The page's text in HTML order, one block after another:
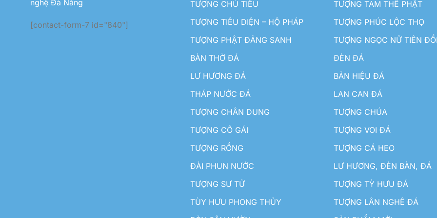
nghệ Đà Nẵng
[contact-form-7 id="840"]
TƯỢNG CHÚ TIỂU
TƯỢNG TAM THẾ PHẬT
TƯỢNG TIÊU DIỆN – HỘ PHÁP
TƯỢNG PHÚC LỘC THỌ
TƯỢNG PHẬT ĐẢNG SANH
TƯỢNG NGỌC NỮ TIÊN
BÀN THỜ ĐÁ
ĐÈN ĐÁ
LƯ HƯƠNG ĐÁ
BẢN HIỆU ĐÁ
THÁP NƯỚC ĐÁ
LAN CAN ĐÁ
TƯỢNG CHÂN DUNG
TƯỢNG CHÚA
TƯỢNG CÔ GÁI
TƯỢNG VOI ĐÁ
TƯỢNG RỒNG
TƯỢNG CÁ HEO
ĐÀI PHUN NƯỚC
LƯ HƯƠNG, ĐÈN BÀN, ĐÁ
TƯỢNG SƯ TỬ
TƯỢNG TỲ HƯU ĐÁ
TÙY HƯU PHONG THỦY
TƯỢNG LÂN NGHÊ ĐÁ